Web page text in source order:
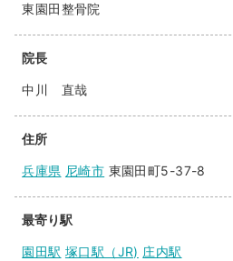
東園田整骨院
院長
中川 直哉
住所
兵庫県 尼崎市 東園田町5-37-8
最寄り駅
園田駅 塚口駅（JR) 庄内駅